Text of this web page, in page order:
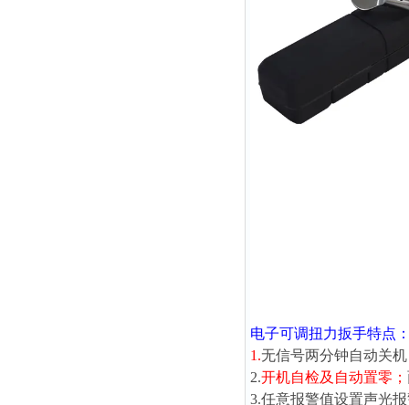
电子可调扭力扳手特点
1.无信号两分钟自动关
2.开机自检及自动置零；
3.任意报警值设置声光